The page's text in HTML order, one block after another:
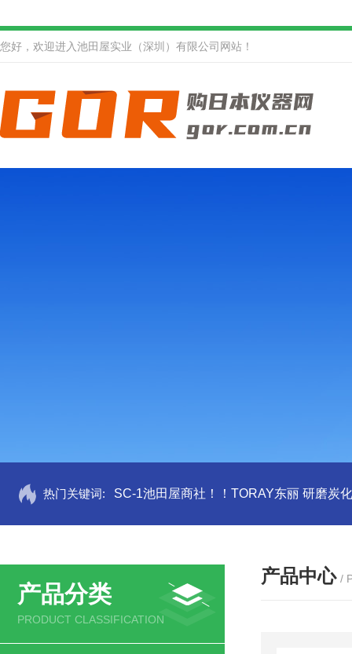
您好，欢迎进入池田屋实业（深圳）有限公司网站！
热门关键词: SC-1池田屋商社！！TORAY东丽 研磨炭
产品分类
PRODUCT CLASSIFICATION
产品中心 /